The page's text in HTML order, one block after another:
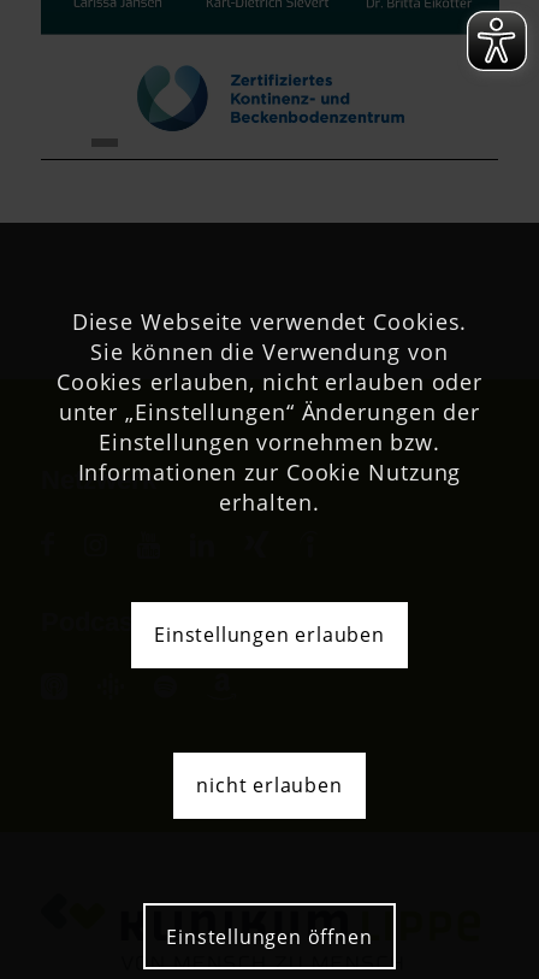
Netzwerk
Diese Webseite verwendet Cookies.
Sie können die Verwendung von
Cookies erlauben, nicht erlauben oder
unter „Einstellungen“ Änderungen der
Einstellungen vornehmen bzw.
Informationen zur Cookie Nutzung
erhalten.
Einstellungen erlauben
nicht erlauben
Einstellungen öffnen